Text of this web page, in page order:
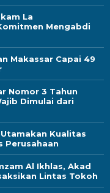
La
Mengabdi
Makassar Capai 49
Nomor 3 Tahun
Dimulai dari
Kualitas
Perusahaan
Al Ikhlas, Akad
Lintas Tokoh